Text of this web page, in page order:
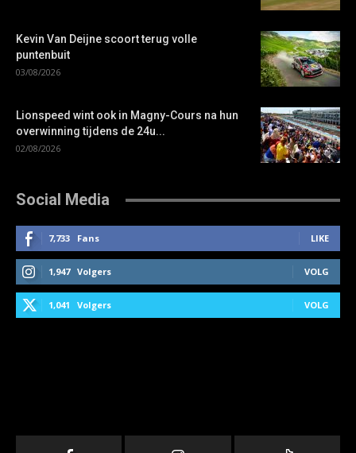
Kevin Van Deijne scoort terug volle
puntenbuit
03/08/2026
Lionspeed wint ook in Magny-Cours na hun
overwinning tijdens de 24u...
02/08/2026
Social Media
7,733 Fans LIKE
1,947 Volgers VOLG
1,041 Volgers VOLG